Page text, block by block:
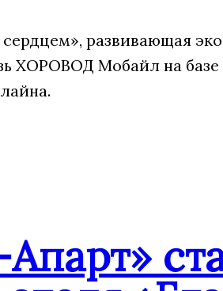
развивающая
ХОРОВОД Мобайл на